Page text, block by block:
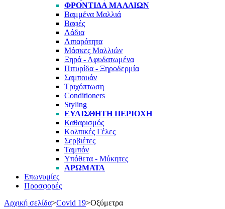
ΦΡΟΝΤΙΔΑ ΜΑΛΛΙΩΝ
Βαμμένα Μαλλιά
Βαφές
Λάδια
Λιπαρότητα
Μάσκες Μαλλιών
Ξηρά - Αφυδατωμένα
Πιτυρίδα - Ξηροδερμία
Σαμπουάν
Τριχόπτωση
Conditioners
Styling
ΕΥΑΙΣΘΗΤΗ ΠΕΡΙΟΧΗ
Καθαρισμός
Κολπικές Γέλες
Σερβιέτες
Ταμπόν
Υπόθετα - Μύκητες
ΑΡΩΜΑΤΑ
Επωνυμίες
Προσφορές
Αρχική σελίδα>Covid 19>Οξύμετρα